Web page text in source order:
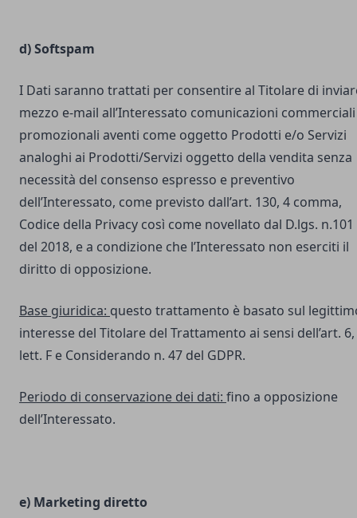
d) Softspam
I Dati saranno trattati per consentire al Titolare di
mezzo e-mail all’Interessato comunicazioni
promozionali aventi come oggetto Prodotti e/o Servizi
analoghi ai Prodotti/Servizi oggetto della vendita senza
necessità del consenso espresso e preventivo
dell’Interessato, come previsto dall’art. 130, 4 comma,
Codice della Privacy così come novellato dal D.lgs. n.101
del 2018, e a condizione che l’Interessato non eserciti il
diritto di opposizione.
Base giuridica: questo trattamento è basato sul
interesse del Titolare del Trattamento ai sensi dell’art. 6,
lett. F e Considerando n. 47 del GDPR.
Periodo di conservazione dei dati: fino a opposizione
dell’Interessato.
e) Marketing diretto